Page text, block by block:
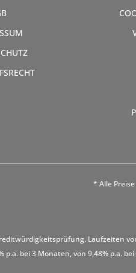
* Alle
Laufzeiten
p.a. bei 3 Monaten, von 9,48% p.a.